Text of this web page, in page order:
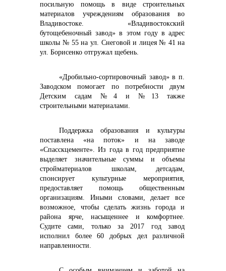
посильную помощь в виде строительных
материалов учреждениям образования во
Владивостоке. «Владивостокский
бутощебеночный завод» в этом году в адрес
школы № 55 на ул. Снеговой и лицея № 41 на
ул. Борисенко отгружал щебень.
«Дробильно-сортировочный завод» в п.
Заводском помогает по потребности двум
Детским садам №4 и №13 также
строительными материалами.
Поддержка образования и культуры
поставлена «на поток» и на заводе
«Спасскцементе». Из года в год предприятие
выделяет значительные суммы и объемы
стройматериалов школам, детсадам,
спонсирует культурные мероприятия,
предоставляет помощь общественным
организациям. Иными словами, делает все
возможное, чтобы сделать жизнь города и
района ярче, насыщеннее и комфортнее.
Судите сами, только за 2017 год завод
исполнил более 60 добрых дел различной
направленности.